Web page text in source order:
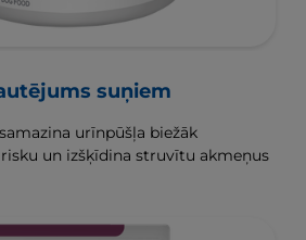
suņiem
urīnpūšļa biežāk
un izšķīdina struvītu akmeņus